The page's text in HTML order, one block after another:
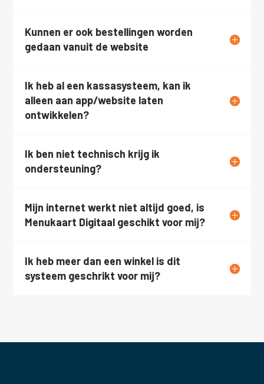
Kunnen er ook bestellingen worden
gedaan vanuit de website
Ik heb al een kassasysteem, kan ik
alleen aan app/website laten
ontwikkelen?
Ik ben niet technisch krijg ik
ondersteuning?
Mijn internet werkt niet altijd goed, is
Menukaart Digitaal geschikt voor mij?
Ik heb meer dan een winkel is dit
systeem geschrikt voor mij?